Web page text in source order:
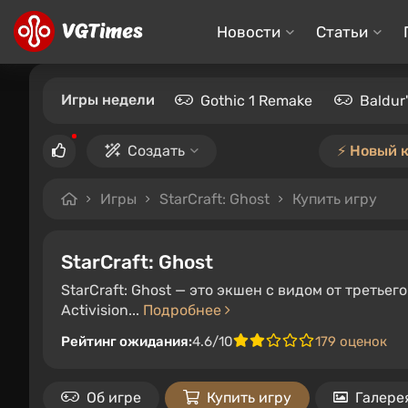
Новости Статьи
Игры недели Gothic 1 Remake
Создать ⚡️ Новый
Игры StarCraft: Ghost Купить игру
StarCraft: Ghost
StarCraft: Ghost — это экшен с видом от
Activision... Подробнее
Рейтинг ожидания:4.6/10 179 оценок
Об игре Купить игру